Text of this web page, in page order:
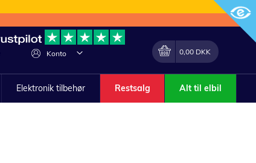
Konto
Lave
Min indkøbskurv
0,00 DKK
Elektronik tilbehør Restsalg Alt til elbil